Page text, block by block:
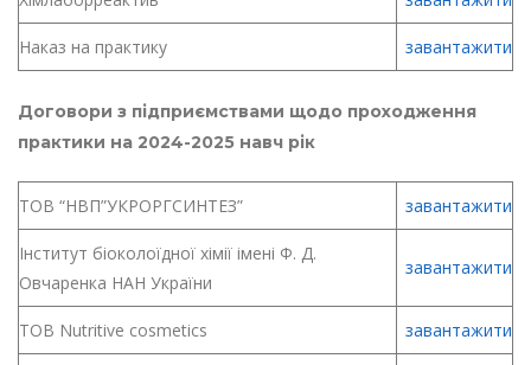
Наказ на практику завантажити
Договори з підприємствами щодо проходження
практики на 2024-2025 навч рік
ТОВ “НВП”УКРОРГСИНТЕЗ” завантажити
Інститут біоколоїдної хімії імені Ф. Д.
Овчаренка НАН України
завантажити
ТОВ Nutritive cosmetics завантажити